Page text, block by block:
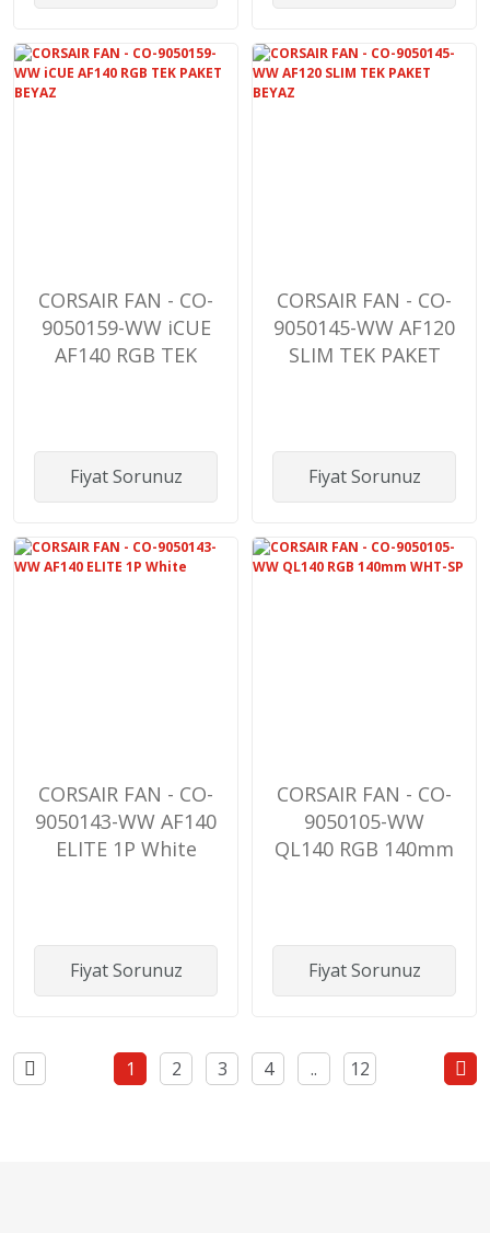
CORSAIR FAN - CO-
9050159-WW iCUE
AF140 RGB TEK
Fiyat Sorunuz
CORSAIR FAN - CO-
9050145-WW AF120
SLIM TEK PAKET
Fiyat Sorunuz
CORSAIR FAN - CO-
9050143-WW AF140
ELITE 1P White
Fiyat Sorunuz
CORSAIR FAN - CO-
9050105-WW
QL140 RGB 140mm
Fiyat Sorunuz
1 2 3 4 .. 12